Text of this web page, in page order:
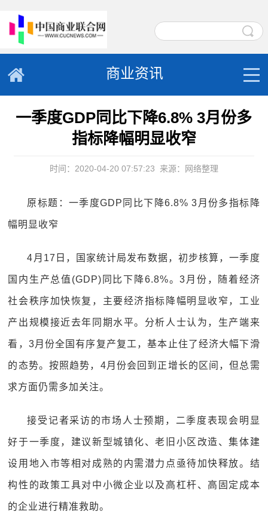
商业资讯
一季度GDP同比下降6.8% 3月份多
指标降幅明显收窄
时间：2020-04-20 07:57:23 来源：网络整理
原标题：一季度GDP同比下降6.8% 3月份多指标降
幅明显收窄
4月17日，国家统计局发布数据，初步核算，一季度
国内生产总值(GDP)同比下降6.8%。3月份，随着经济
社会秩序加快恢复，主要经济指标降幅明显收窄，工业
产出规模接近去年同期水平。分析人士认为，生产端来
看，3月份全国有序复产复工，基本止住了经济大幅下滑
的态势。按照趋势，4月份会回到正增长的区间，但总需
求方面仍需多加关注。
接受记者采访的市场人士预期，二季度表现会明显
好于一季度，建议新型城镇化、老旧小区改造、集体建
设用地入市等相对成熟的内需潜力点亟待加快释放。结
构性的政策工具对中小微企业以及高杠杆、高固定成本
的企业进行精准救助。